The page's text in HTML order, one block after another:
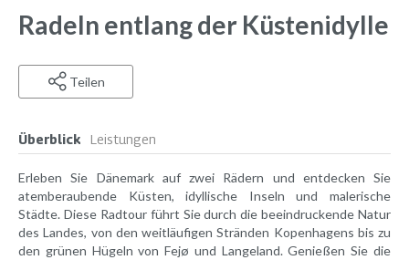
Radeln entlang der Küstenidylle
Teilen
Überblick Leistungen
Erleben Sie Dänemark auf zwei Rädern und entdecken Sie
atemberaubende Küsten, idyllische Inseln und malerische
Städte. Diese Radtour führt Sie durch die beeindruckende Natur
des Landes, von den weitläufigen Stränden Kopenhagens bis zu
den grünen Hügeln von Fejø und Langeland. Genießen Sie die